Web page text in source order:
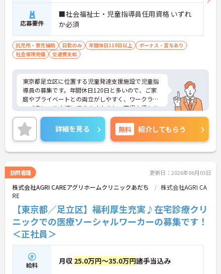
応募要件
■社会福祉士・児童指導員任用資格 いずれ
か必須
託児所・育児補助 日勤のみ 年間休日110日以上
ボーナス・賞与あり
社会保険完備
交通費支給
東京都足立区に位置する児童発達支援施設で児童指
導員の募集です。年間休日120日と多いので、ご家
庭やプライベートとの両立がしやすく、ワークライ
フバランスを大切にできます♪また、育児支援もあ
るので、子育て中の方も働きやすい環境です◎ご興
味のある方はご面接のポイントお伝えしますのでご
気軽にお問い合わせください。
詳細を見る 無料 紹介してもらう
訪問看護 更新日：2026年06月03日
株式会社AGRI CAREアグリホームクリニックあだち
株式会社AGRI CA
RE
【東京都／足立区】福利厚生充実♪在宅診療クリ
ニックでの医療ソーシャルワーカーの募集です！
＜正社員＞
給料 月収 25.0万円～35.0万円諸手当込み